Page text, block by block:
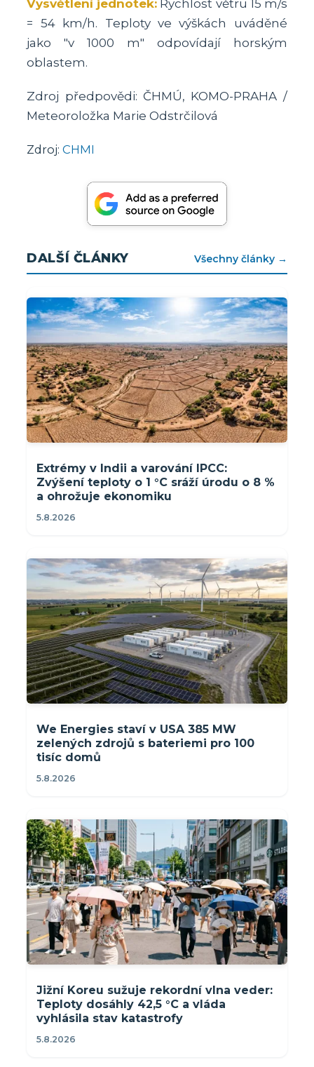
Vysvětlení jednotek: Rychlost větru 15 m/s
= 54 km/h. Teploty ve výškách uváděné
jako "v 1000 m" odpovídají horským
oblastem.
Zdroj předpovědi: ČHMÚ, KOMO-PRAHA /
Meteoroložka Marie Odstrčilová
Zdroj:CHMI
DALŠÍ ČLÁNKY Všechny články →
Extrémy v Indii a varování IPCC:
Zvýšení teploty o 1 °C sráží úrodu o 8 %
a ohrožuje ekonomiku
5.8.2026
We Energies staví v USA 385 MW
zelených zdrojů s bateriemi pro 100
tisíc domů
5.8.2026
Jižní Koreu sužuje rekordní vlna veder:
Teploty dosáhly 42,5 °C a vláda
vyhlásila stav katastrofy
5.8.2026